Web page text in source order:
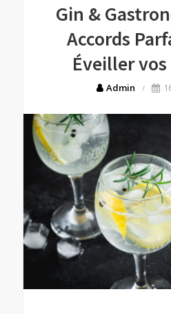
Gin &
Accords
Éveiller
Admin